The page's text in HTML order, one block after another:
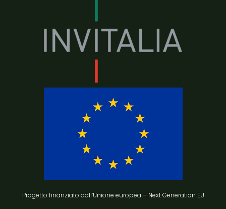
Progetto finanziato dall’Unione europea – Next Generation EU